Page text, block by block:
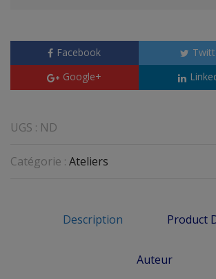
Facebook
Google+
UGS : ND
Catégorie : Ateliers
Description Product
Auteur